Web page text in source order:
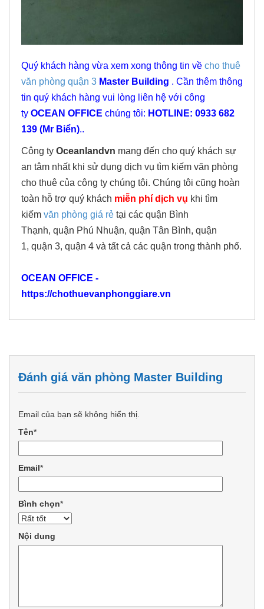
Quý khách hàng vừa xem xong thông tin về cho thuê
văn phòng quận 3 Master Building . Cần thêm thông
tin quý khách hàng vui lòng liên hệ với công
ty OCEAN OFFICE chúng tôi: HOTLINE: 0933 682
139 (Mr Biển)..
Công ty Oceanlandvn mang đến cho quý khách sự
an tâm nhất khi sử dụng dịch vụ tìm kiếm văn phòng
cho thuê của công ty chúng tôi. Chúng tôi cũng hoàn
toàn hỗ trợ quý khách miễn phí dịch vụ khi tìm
kiếm văn phòng giá rẻ tại các quận Bình
Thạnh, quận Phú Nhuận, quận Tân Bình, quận
1, quận 3, quận 4 và tất cả các quận trong thành phố.
OCEAN OFFICE -
https://chothuevanphonggiare.vn
Đánh giá văn phòng Master Building
Email của bạn sẽ không hiển thị.
Tên*
Email*
Bình chọn*
Nội dung